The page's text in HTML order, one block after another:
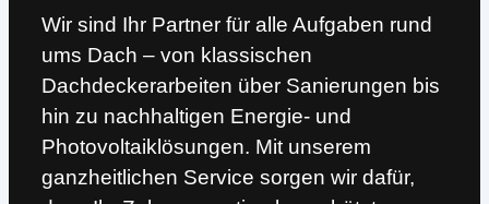
Wir sind Ihr Partner für alle Aufgaben rund
ums Dach – von klassischen
Dachdeckerarbeiten über Sanierungen bis
hin zu nachhaltigen Energie- und
Photovoltaiklösungen. Mit unserem
ganzheitlichen Service sorgen wir dafür,